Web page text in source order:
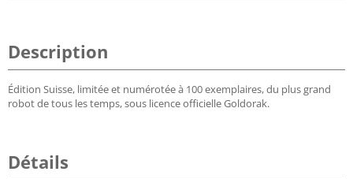
Description
Édition Suisse, limitée et numérotée à 100 exemplaires, du plus grand
robot de tous les temps, sous licence officielle Goldorak.
Détails